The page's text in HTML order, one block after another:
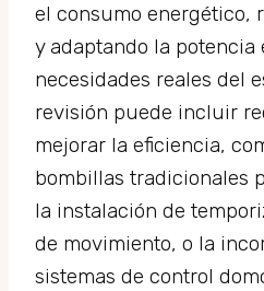
el consumo energético,
y adaptando la potencia
necesidades reales del
revisión puede incluir
mejorar la eficiencia,
bombillas tradicionales
la instalación de
de movimiento, o la
sistemas de control